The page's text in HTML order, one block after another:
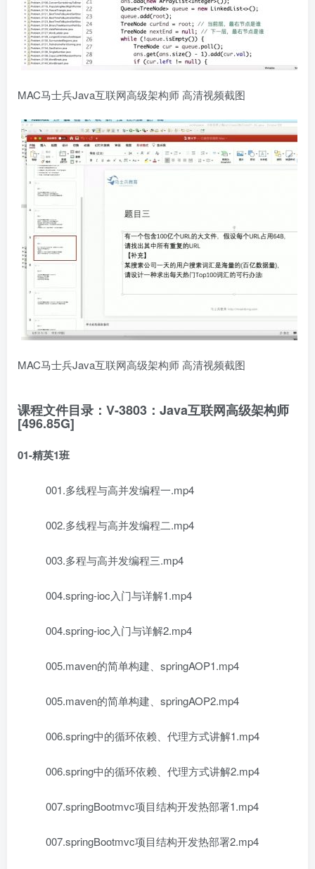
MAC马士兵Java互联网高级架构师 高清视频截图
MAC马士兵Java互联网高级架构师 高清视频截图
课程文件目录：V-3803：Java互联网高级架构师
[496.85G]
01-精英1班
001.多线程与高并发编程一.mp4
002.多线程与高并发编程二.mp4
003.多程与高并发编程三.mp4
004.spring-ioc入门与详解1.mp4
004.spring-ioc入门与详解2.mp4
005.maven的简单构建、springAOP1.mp4
005.maven的简单构建、springAOP2.mp4
006.spring中的循环依赖、代理方式讲解1.mp4
006.spring中的循环依赖、代理方式讲解2.mp4
007.springBootmvc项目结构开发热部署1.mp4
007.springBootmvc项目结构开发热部署2.mp4